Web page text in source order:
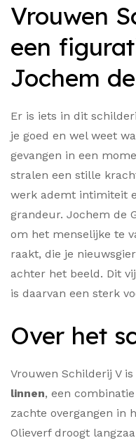
Vrouwen
een
Jochem
Er is iets in dit
je goed en wel weet
gevangen in een
stralen een stille
werk ademt intimiteit
grandeur. Jochem de
om het menselijke te
raakt, die je
achter het beeld. Dit
is daarvan een sterk
Over het
Vrouwen Schilderij V
linnen, een
zachte overgangen in
Olieverf droogt